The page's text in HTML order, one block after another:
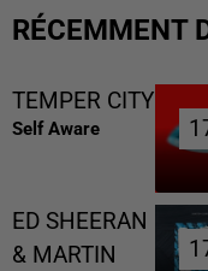
RÉCEMMENT
TEMPER CITY
Self Aware
ED SHEERAN
& MARTIN